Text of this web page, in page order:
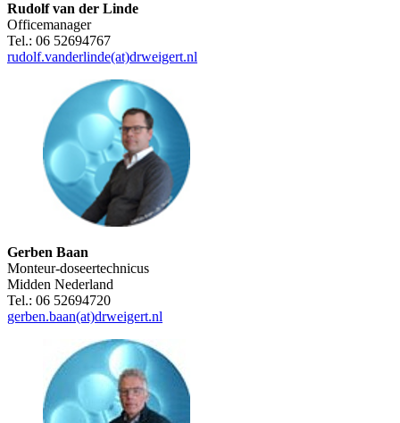
Rudolf van der Linde
Officemanager
Tel.: 06 52694767
rudolf.vanderlinde(at)drweigert.nl
Gerben Baan
Monteur-doseertechnicus
Midden Nederland
Tel.: 06 52694720
gerben.baan(at)drweigert.nl